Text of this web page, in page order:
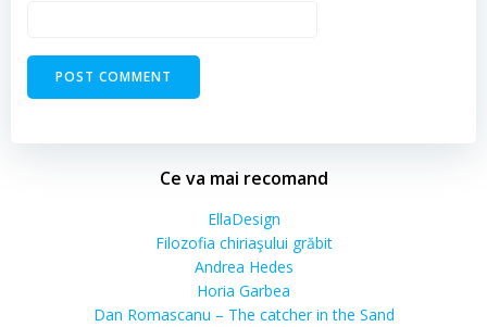
Ce va mai recomand
EllaDesign
Filozofia chiriaşului grăbit
Andrea Hedes
Horia Garbea
Dan Romascanu – The catcher in the Sand